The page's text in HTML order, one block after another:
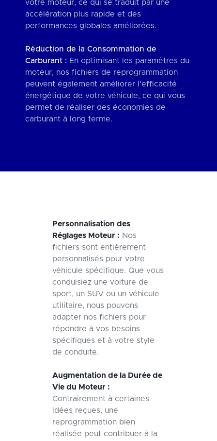
votre moteur, ce qui se traduit par une
accélération plus rapide et des
performances globales améliorées.
Réduction de la Consommation de
Carburant : En optimisant les paramètres du
moteur, nos fichiers de reprogrammation
peuvent également améliorer l'efficacité
énergétique de votre véhicule, ce qui vous
permet de réaliser des économies de
carburant à long terme.
Personnalisation des
Réglages Moteur : Nos
fichiers sont entièrement
personnalisés pour votre
véhicule spécifique. Que vous
conduisiez une voiture de
sport, un SUV ou un véhicule
utilitaire, nous pouvons
adapter nos fichiers pour
répondre à vos besoins
spécifiques et à votre style
de conduite.
Augmentation de la Durée de
Vie du Moteur :
Contrairement à certaines
idées reçues, une
reprogrammation bien
réalisée peut contribuer à la